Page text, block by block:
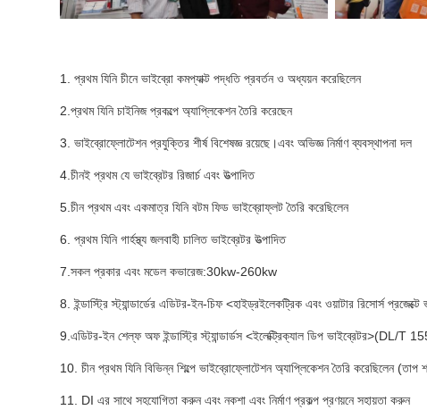
1. প্রথম যিনি চীনে ভাইব্রো কমপ্যাক্ট পদ্ধতি প্রবর্তন ও অধ্যয়ন করেছিলেন
2.প্রথম যিনি চাইনিজ প্রকল্পে অ্যাপ্লিকেশন তৈরি করেছেন
3. ভাইব্রোফ্লোটেশন প্রযুক্তির শীর্ষ বিশেষজ্ঞ রয়েছে।এবং অভিজ্ঞ নির্মাণ ব্যবস্থাপনা দল
4.চীনই প্রথম যে ভাইব্রেটর রিজার্চ এবং উত্পাদিত
5.চীন প্রথম এবং একমাত্র যিনি বটম ফিড ভাইব্রোফ্লট তৈরি করেছিলেন
6. প্রথম যিনি গার্হস্থ্য জলবাহী চালিত ভাইব্রেটর উত্পাদিত
7.সকল প্রকার এবং মডেল কভারেজ:30kw-260kw
8. ইন্ডাস্ট্রি স্ট্যান্ডার্ডের এডিটর-ইন-চিফ <হাইড্রইলেকট্রিক এবং ওয়াটার রিসোর্স
9.এডিটর-ইন শেল্ফ অফ ইন্ডাস্ট্রি স্ট্যান্ডার্ডস <ইলেক্ট্রিক্যাল ডিপ ভাইব্রেটর>(DL/T
10. চীন প্রথম যিনি বিভিন্ন শিল্পে ভাইব্রোফ্লোটেশন অ্যাপ্লিকেশন তৈরি করেছিলেন
11. DI এর সাথে সহযোগিতা করুন এবং নকশা এবং নির্মাণ প্রকল্প প্রণয়নে সহায়তা করুন